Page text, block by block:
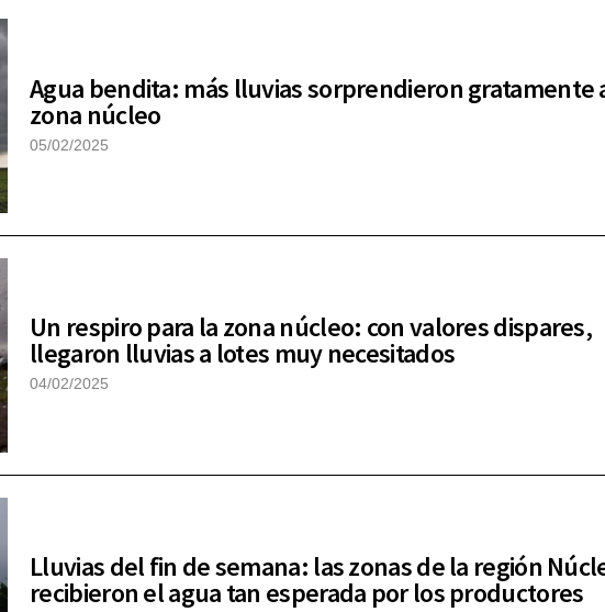
Agua bendita: más lluvias sorprendieron gratamente
zona núcleo
05/02/2025
Un respiro para la zona núcleo: con valores dispares,
llegaron lluvias a lotes muy necesitados
04/02/2025
Lluvias del fin de semana: las zonas de la región
recibieron el agua tan esperada por los productores